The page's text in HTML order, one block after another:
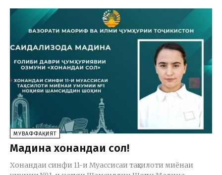
МУВАФФАҚИЯТ
Мадина хонандаи сол!
Хонандаи синфи 11-и Муассисаи таҳсилоти миёнаи